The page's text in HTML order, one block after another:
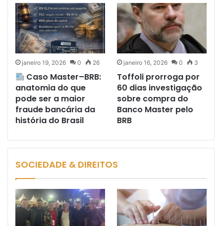
janeiro 19, 2026 0 26
Caso Master–BRB:
anatomia do que
pode ser a maior
fraude bancária da
história do Brasil
janeiro 16, 2026 0 3
Toffoli prorroga por
60 dias investigação
sobre compra do
Banco Master pelo
BRB
SOCIEDADE & DIREITOS